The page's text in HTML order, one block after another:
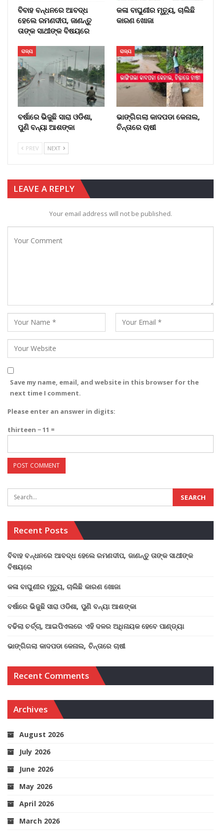
ବିବାହ ବନ୍ଧନରେ ଆବଦ୍ଧ
ହେଲେ ରମଣଦୀପ, ଜାଣନ୍ତୁ
ତାଙ୍କ ସାଥୀଙ୍କ ବିଷୟରେ
କଳା ବାଘୁଣୀର ମୃତ୍ୟୁ, ଚାଲିଛି
କାରଣ ଖୋଜା
ରାଜ୍ୟ
ବର୍ଷାରେ ଭିଜୁଛି ସାରା ଓଡିଶା,
ପୁଣି ବନ୍ୟା ଆଶଙ୍କା
ରାଜ୍ୟ
ଭାଙ୍ଗିଗଲା କାଦପଡା କେନାଲ,
ଚିନ୍ତାରେ ଚାଷୀ
PREV NEXT
LEAVE A REPLY
Your email address will not be published.
Save my name, email, and website in this browser for the
next time I comment.
Please enter an answer in digits:
thirteen − 11 =
Recent Posts
ବିବାହ ବନ୍ଧନରେ ଆବଦ୍ଧ ହେଲେ ରମଣଦୀପ, ଜାଣନ୍ତୁ ତାଙ୍କ ସାଥୀଙ୍କ
ବିଷୟରେ
କଳା ବାଘୁଣୀର ମୃତ୍ୟୁ, ଚାଲିଛି କାରଣ ଖୋଜା
ବର୍ଷାରେ ଭିଜୁଛି ସାରା ଓଡିଶା, ପୁଣି ବନ୍ୟା ଆଶଙ୍କା
ବଢିଲା ଚର୍ଚ୍ଚା, ଆଇପିଏଲରେ ଏହି ଦଳର ଅଧିନାୟକ ହେବେ ପାଣ୍ଡ୍ୟା
ଭାଙ୍ଗିଗଲା କାଦପଡା କେନାଲ, ଚିନ୍ତାରେ ଚାଷୀ
Recent Comments
Archives
August 2026
July 2026
June 2026
May 2026
April 2026
March 2026